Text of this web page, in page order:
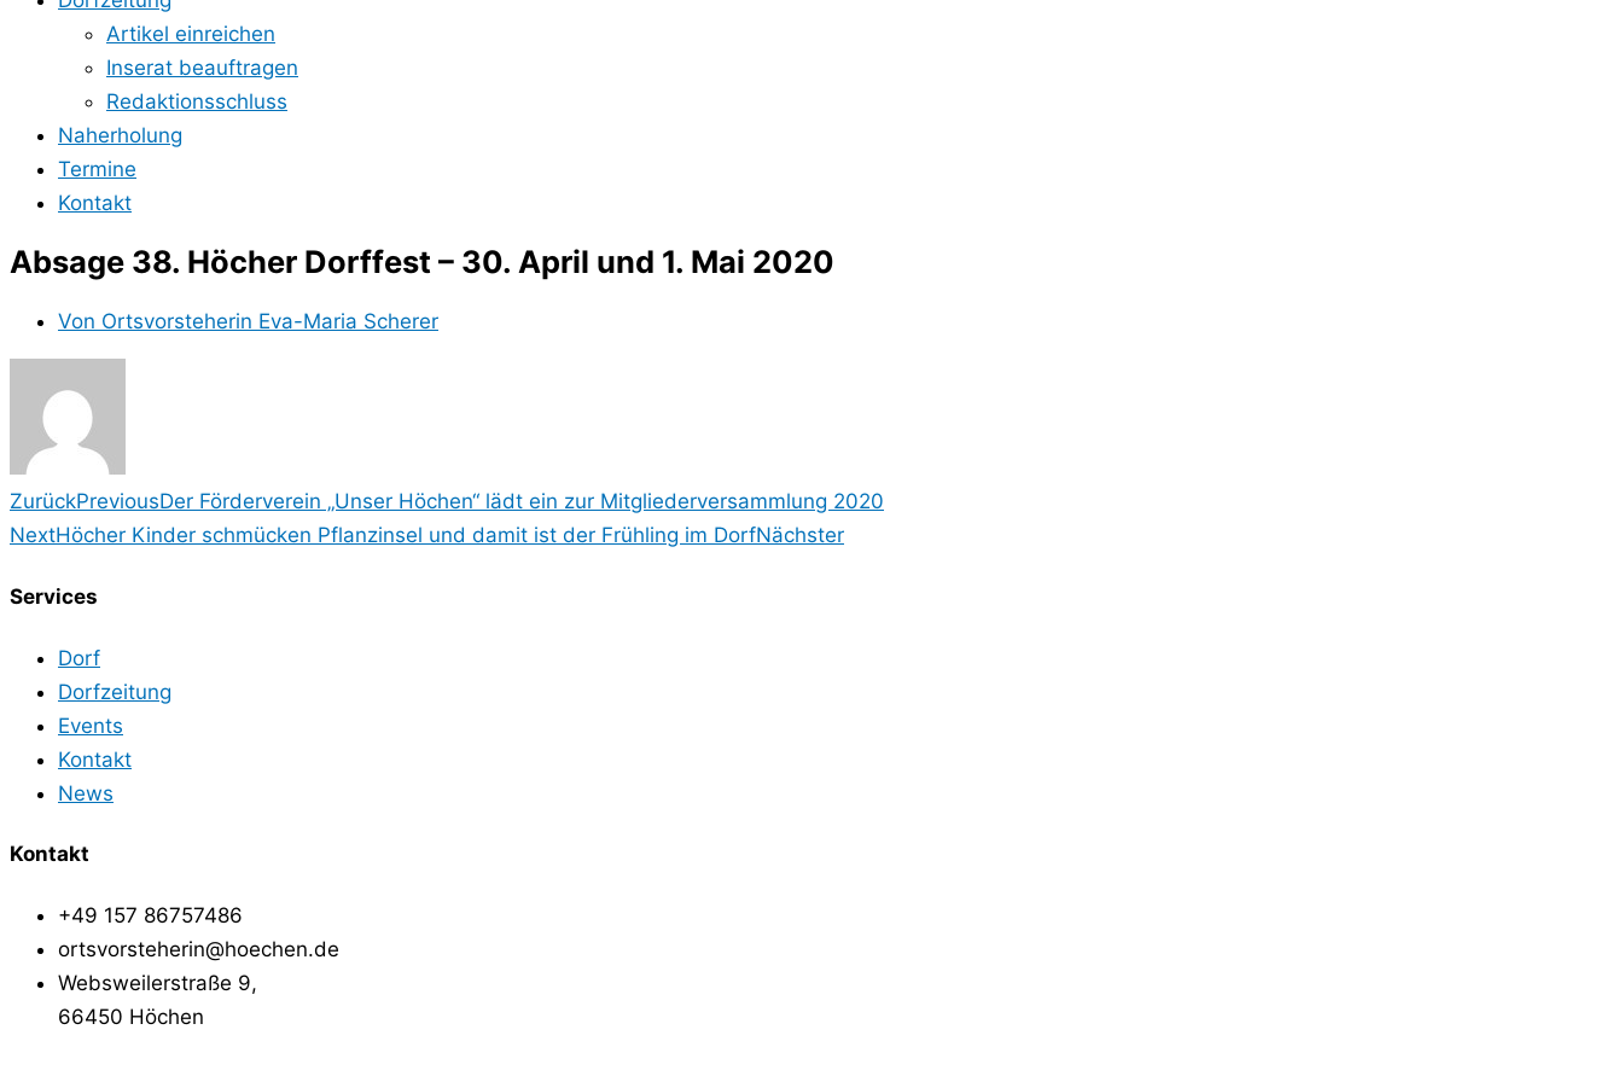
Artikel einreichen
Inserat beauftragen
Redaktionsschluss
Naherholung
Termine
Kontakt
Absage 38. Höcher Dorffest – 30. April und 1. Mai 2020
Von Ortsvorsteherin Eva-Maria Scherer
ZurückPreviousDer Förderverein „Unser Höchen“ lädt ein zur Mitgliederversammlung 2020
NextHöcher Kinder schmücken Pflanzinsel und damit ist der Frühling im DorfNächster
Services
Dorf
Dorfzeitung
Events
Kontakt
News
Kontakt
+49 157 86757486
ortsvorsteherin@hoechen.de
Websweilerstraße 9,
66450 Höchen